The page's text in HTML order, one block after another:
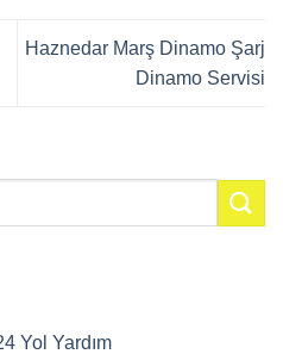
Haznedar Marş Dinamo Şarj
Dinamo Servisi
Yol Yardım